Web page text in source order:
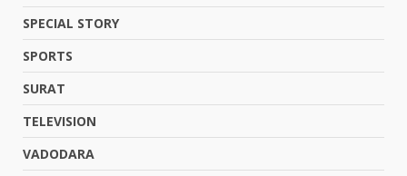
SPECIAL STORY
SPORTS
SURAT
TELEVISION
VADODARA